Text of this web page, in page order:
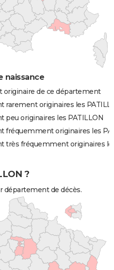
naissance
originaire de ce département
rarement originaires les
peu originaires les PATILLON
fréquemment originaires les
très fréquemment originaires
?
département de décès.